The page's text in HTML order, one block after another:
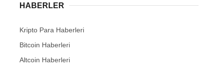
HABERLER
Kripto Para Haberleri
Bitcoin Haberleri
Altcoin Haberleri